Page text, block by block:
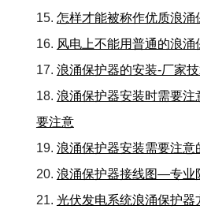
15. 怎样才能被称作优质浪涌
16. 风电上不能用普通的浪
17. 浪涌保护器的安装-厂家
18. 浪涌保护器安装时需要
要注意
19. 浪涌保护器安装需要注
20. 浪涌保护器接线图—专业
21. 光伏发电系统浪涌保护器